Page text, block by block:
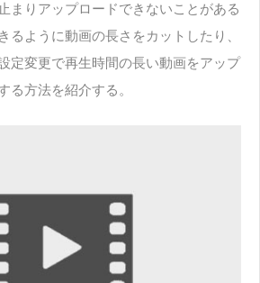
まりアップロードできないことがある
るように動画の長さをカットしたり、
定変更で再生時間の長い動画をアップ
る方法を紹介する。